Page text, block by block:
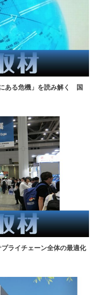
ある危機」を読み解く 国
ライチェーン全体の最適化